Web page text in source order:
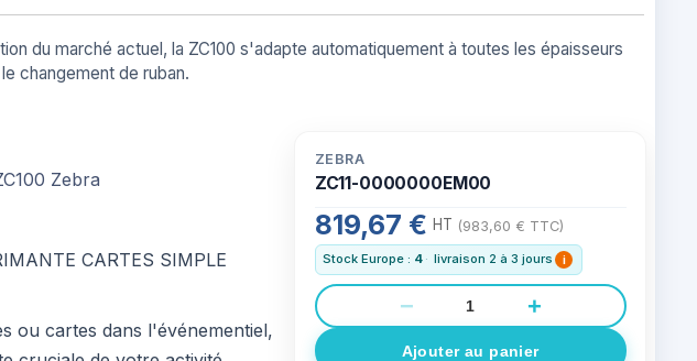
du marché actuel, la ZC100 s'adapte automatiquement à toutes les épaisseurs
changement de ruban.
ZEBRA
ZC11-0000000EM00
819,67 € HT (983,60 € TTC)
Stock Europe : 4 · livraison 2 à 3 jours i
− +
CARTES SIMPLE
ou cartes dans l'événementiel,